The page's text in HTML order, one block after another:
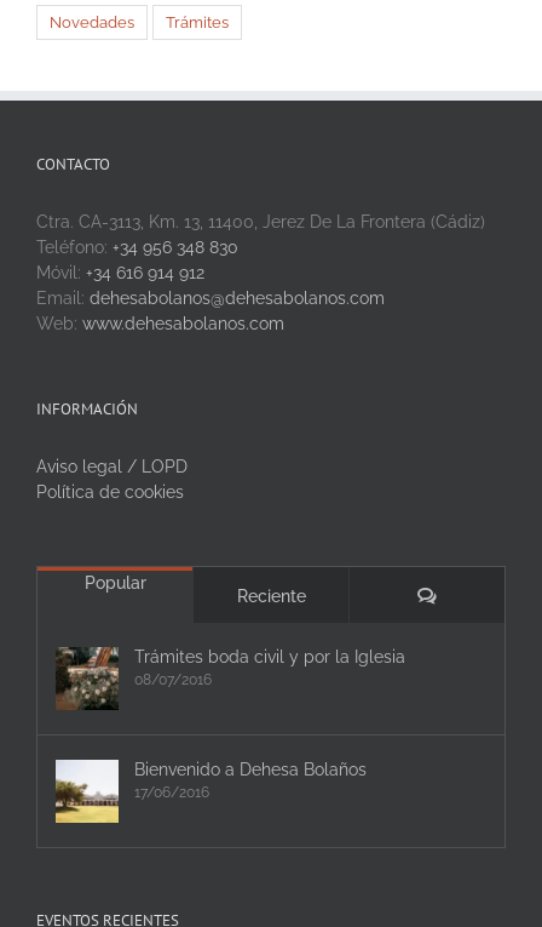
Novedades Trámites
CONTACTO
Ctra. CA-3113, Km. 13, 11400, Jerez De La Frontera (Cádiz)
Teléfono: +34 956 348 830
Móvil: +34 616 914 912
Email: dehesabolanos@dehesabolanos.com
Web: www.dehesabolanos.com
INFORMACIÓN
Aviso legal / LOPD
Política de cookies
Popular
Reciente Comentarios
Trámites boda civil y por la Iglesia
08/07/2016
Bienvenido a Dehesa Bolaños
17/06/2016
EVENTOS RECIENTES